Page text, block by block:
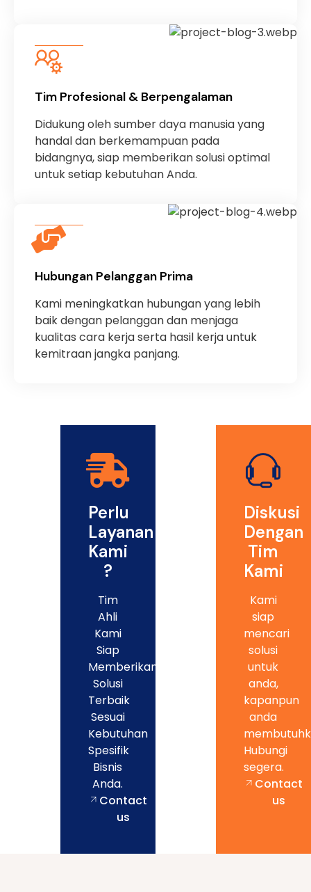
Tim Profesional & Berpengalaman
Didukung oleh sumber daya manusia yang
handal dan berkemampuan pada
bidangnya, siap memberikan solusi optimal
untuk setiap kebutuhan Anda.
Hubungan Pelanggan Prima
Kami meningkatkan hubungan yang lebih
baik dengan pelanggan dan menjaga
kualitas cara kerja serta hasil kerja untuk
kemitraan jangka panjang.
Perlu
Layanan
Kami
?
Tim
Ahli
Kami
Siap
Memberikan
Solusi
Terbaik
Sesuai
Kebutuhan
Spesifik
Bisnis
Anda.
Contact
us
Diskusi
Dengan
Tim
Kami
Kami
siap
mencari
solusi
untuk
anda,
kapanpun
anda
Hubungi
segera.
Contact
us